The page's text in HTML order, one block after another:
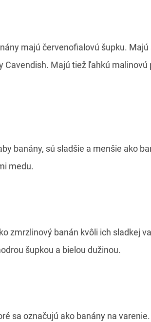
majú červenofialovú šupku.
Cavendish. Majú tiež ľahkú
banány, sú sladšie a menšie ako
medu.
zmrzlinový banán kvôli ich sladkej
šupkou a bielou dužinou.
sa označujú ako banány na